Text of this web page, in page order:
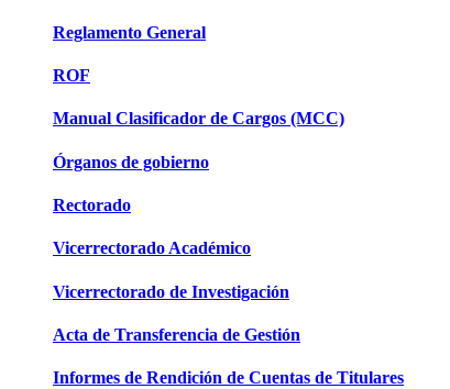
Reglamento General
ROF
Manual Clasificador de Cargos (MCC)
Órganos de gobierno
Rectorado
Vicerrectorado Académico
Vicerrectorado de Investigación
Acta de Transferencia de Gestión
Informes de Rendición de Cuentas de Titulares